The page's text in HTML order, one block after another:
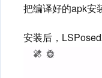
把编译好的apk安
安装后，